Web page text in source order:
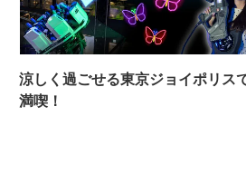
涼しく過ごせる東京ジョイポリス
満喫！